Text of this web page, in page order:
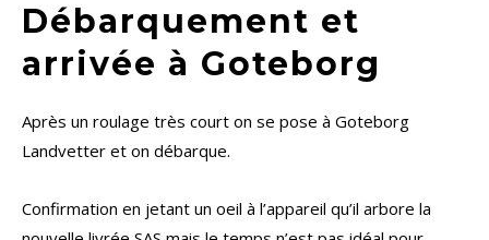
Débarquement et
arrivée à Goteborg
Après un roulage très court on se pose à Goteborg
Landvetter et on débarque.
Confirmation en jetant un oeil à l’appareil qu’il arbore la